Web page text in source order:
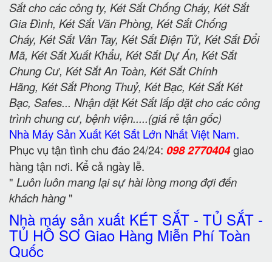
Sắt cho các công ty, Két Sắt Chống Cháy, Két Sắt
Gia Đình, Két Sắt Văn Phòng, Két Sắt Chống
Cháy, Két Sắt Vân Tay, Két Sắt Điện Tử, Két Sắt Đổi
Mã, Két Sắt Xuất Khẩu, Két Sắt Dự Án, Két Sắt
Chung Cư, Két Sắt An Toàn, Két Sắt Chính
Hãng, Két Sắt Phong Thuỷ, Két Bạc, Két Sắt Két
Bạc, Safes... Nhận đặt Két Sắt lắp đặt cho các công
trình chung cư, bệnh viện.....(giá rẻ tận gốc)
Nhà Máy Sản Xuất Két Sắt Lớn Nhất Việt Nam.
Phục vụ tận tình chu đáo 24/24: 098 2770404giao
hàng tận nơi. Kể cả ngày lễ.
" Luôn luôn mang lại sự hài lòng mong đợi đến
khách hàng"
Nhà máy sản xuất KÉT SẮT - TỦ SẮT -
TỦ HỒ SƠ Giao Hàng Miễn Phí Toàn
Quốc